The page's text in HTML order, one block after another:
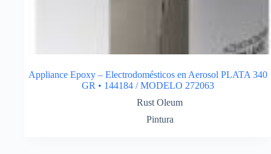
Appliance Epoxy – Electrodomésticos en Aerosol PLATA 340
GR • 144184 / MODELO 272063
Rust Oleum
Pintura